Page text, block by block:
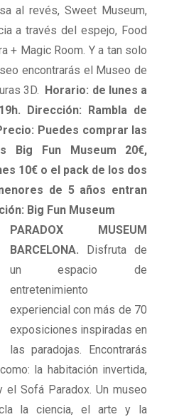
al revés, Sweet Museum,
a través del espejo, Food
+ Magic Room. Y a tan solo
encontrarás el Museo de
3D. Horario: de lunes a
Dirección: Rambla de
Puedes comprar las
Big Fun Museum 20€,
10€ o el pack de los dos
de 5 años entran
Big Fun Museum
PARADOX MUSEUM
BARCELONA. Disfruta de
un espacio de
entretenimiento
experiencial con más de 70
exposiciones inspiradas en
las paradojas. Encontrarás
la habitación invertida,
Sofá Paradox. Un museo
la ciencia, el arte y la